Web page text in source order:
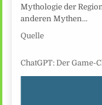
Mythologie der
anderen Mythen…
Quelle
ChatGPT: Der